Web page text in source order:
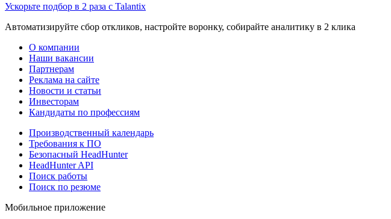
Ускорьте подбор в 2 раза с Talantix
Автоматизируйте сбор откликов, настройте воронку, собирайте аналитику в 2 клика
О компании
Наши вакансии
Партнерам
Реклама на сайте
Новости и статьи
Инвесторам
Кандидаты по профессиям
Производственный календарь
Требования к ПО
Безопасный HeadHunter
HeadHunter API
Поиск работы
Поиск по резюме
Мобильное приложение